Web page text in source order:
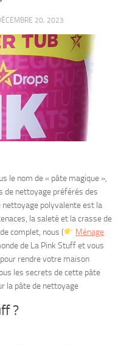
20, 2023
le nom de « pâte magique »,
de nettoyage préférés des
nettoyage polyvalente est la
la saleté et la crasse de
complet, nous (
Ménage
de La Pink Stuff et vous
rendre votre maison
les secrets de cette pâte
la pâte de nettoyage
?